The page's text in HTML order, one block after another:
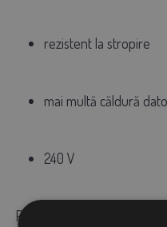
rezistent la stropire
mai multă căldură
240 V
Radiație termică cu o